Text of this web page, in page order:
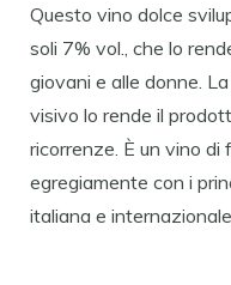
Questo vino dolce
soli 7% vol., che lo
giovani e alle donne.
visivo lo rende il
ricorrenze. È un vino di
egregiamente con i
italiana e internazionale.